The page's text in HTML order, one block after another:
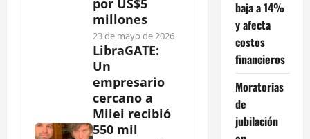
por US$5
millones
23 de mayo de 2026
LibraGATE:
Un
empresario
cercano a
Milei recibió
550 mil
baja a 14%
y afecta
costos
financieros
Moratorias
de
jubilación